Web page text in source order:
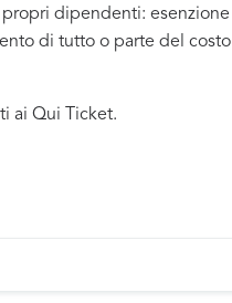
dipendenti:
di tutto o parte del
ai Qui Ticket.